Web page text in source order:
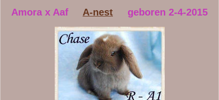
Amora x Aaf A-nest geboren 2-4-2015